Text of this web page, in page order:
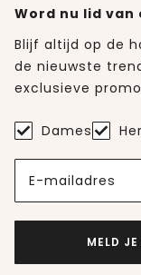
Word nu lid
Blijf altijd op de
de nieuwste
exclusieve
Dames
E-mailadres
MELD